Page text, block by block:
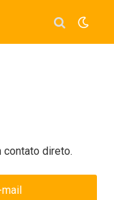
contato direto.
mail